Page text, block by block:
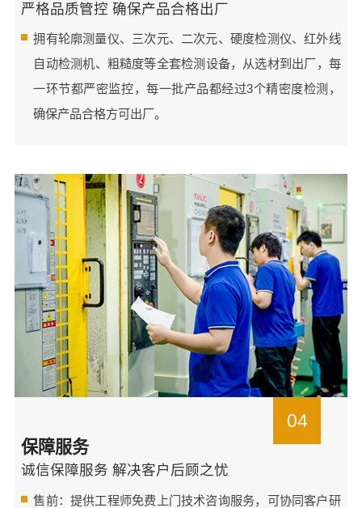
严格品质管控 确保产品合格出厂
拥有轮廓测量仪、三次元、二次元、硬度检测仪、红外线
自动检测机、粗糙度等全套检测设备，从选材到出厂，每
一环节都严密监控，每一批产品都经过3个精密度检测，
确保产品合格方可出厂。
04
保障服务
诚信保障服务 解决客户后顾之忧
售前：提供工程师免费上门技术咨询服务，可协同客户研